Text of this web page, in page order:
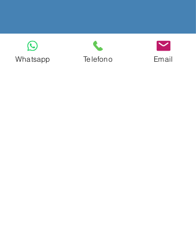
Seguici su...
Whatsapp Telefono Email